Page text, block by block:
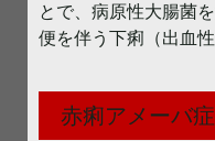
とで、病原性大腸菌
便を伴う下痢（出血
赤痢アメーバ症